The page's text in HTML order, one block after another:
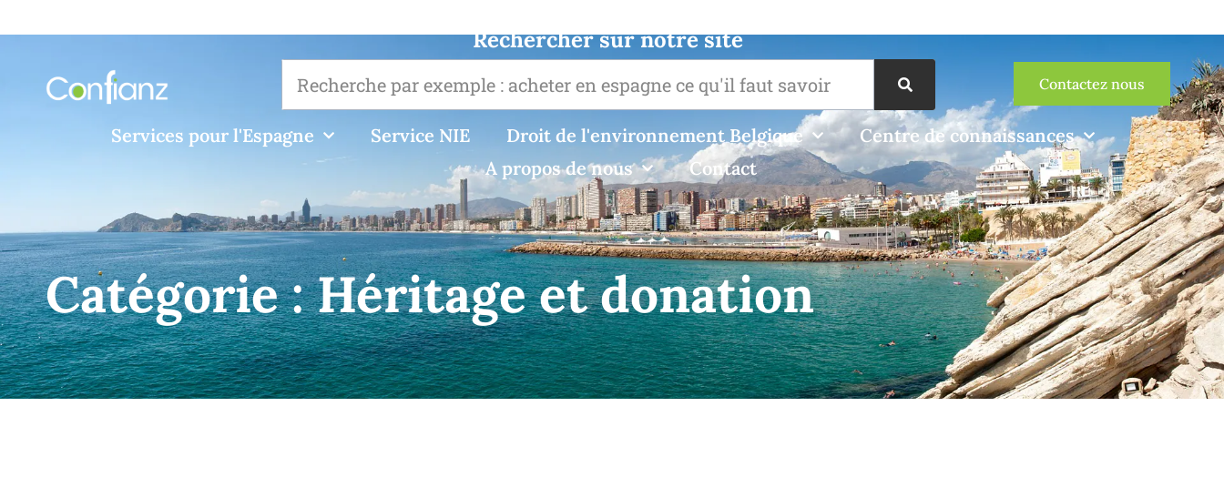
Rechercher sur notre site
Contactez nous
Services pour l'Espagne Service NIE Droit de l'environnement Belgique
Centre de connaissances
A propos de nous
Contact
Catégorie :Héritage et donation